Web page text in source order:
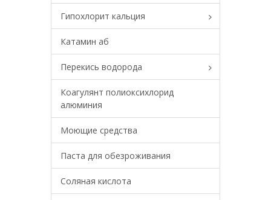
Гипохлорит кальция
Катамин аб
Перекись водорода
Коагулянт полиоксихлорид
алюминия
Моющие средства
Паста для обезроживания
Соляная кислота